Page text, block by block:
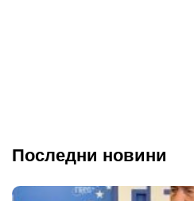
Последни новини